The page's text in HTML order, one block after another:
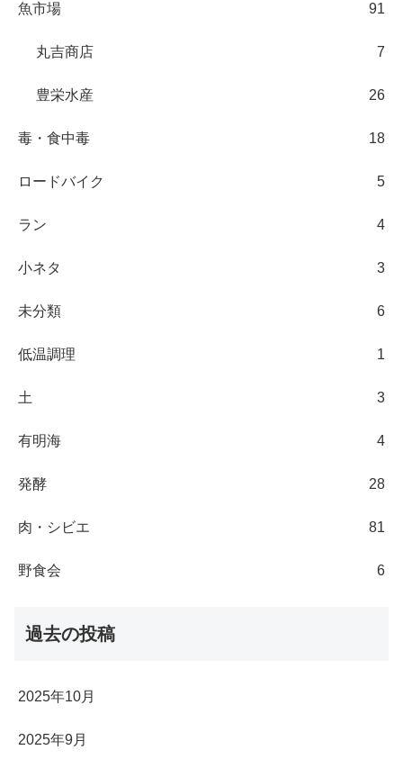
魚市場 91
丸吉商店 7
豊栄水産 26
毒・食中毒 18
ロードバイク 5
ラン 4
小ネタ 3
未分類 6
低温調理 1
土 3
有明海 4
発酵 28
肉・シビエ 81
野食会 6
過去の投稿
2025年10月
2025年9月